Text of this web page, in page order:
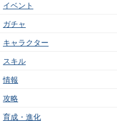
イベント
ガチャ
キャラクター
スキル
情報
攻略
育成・進化